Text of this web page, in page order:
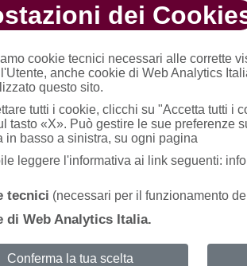
dei
cookie tecnici necessari alle corrette
anche cookie di Web Analytics
questo sito.
tutti i cookie, clicchi su "Accetta tutti i
tasto «X». Può gestire le sue preferenze
in basso a sinistra, su ogni pagina
leggere l'informativa ai link seguenti:
tecnici (necessari per il funzionamento
di Web Analytics Italia.
Conferma la tua scelta